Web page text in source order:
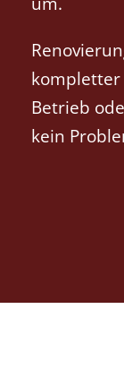
kompletter
Betrieb
kein